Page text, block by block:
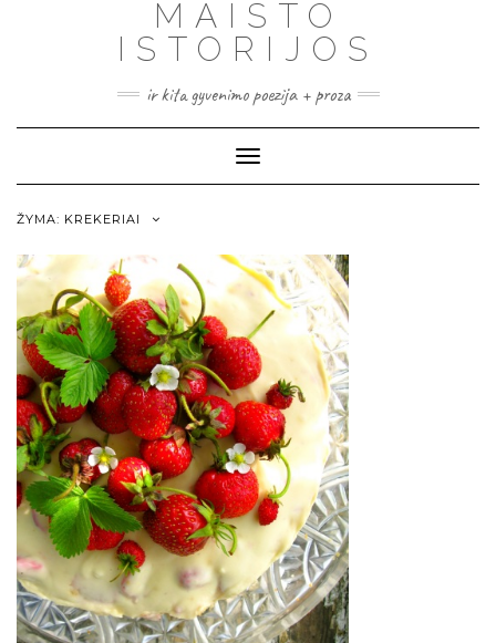
MAISTO
ISTORIJOS
ir kita gyvenimo poezija + proza
Toggle
Navigation
ŽYMA: KREKERIAI